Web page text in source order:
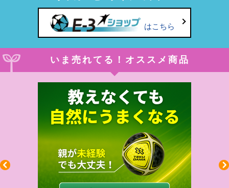
はこちら
いま売れてる！オススメ商品